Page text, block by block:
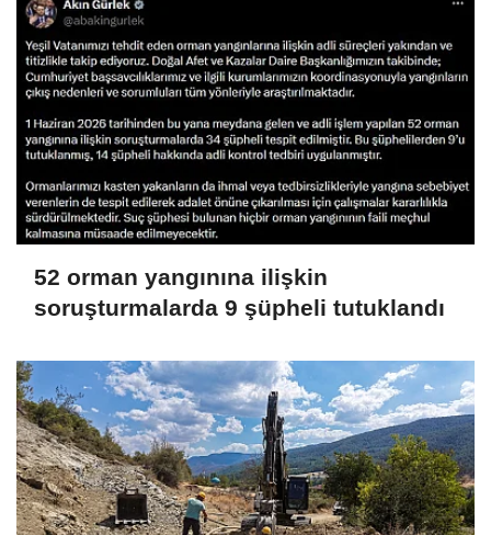
52 orman yangınına ilişkin
soruşturmalarda 9 şüpheli tutuklandı